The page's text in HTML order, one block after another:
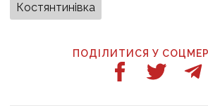
Костянтинівка
ПОДІЛИТИСЯ У